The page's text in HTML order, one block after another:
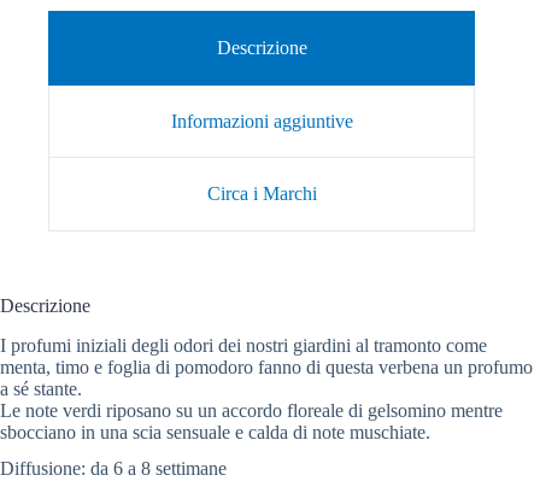
Descrizione
Informazioni aggiuntive
Circa i Marchi
Descrizione
I profumi iniziali degli odori dei nostri giardini al tramonto come
menta, timo e foglia di pomodoro fanno di questa verbena un profumo
a sé stante.
Le note verdi riposano su un accordo floreale di gelsomino mentre
sbocciano in una scia sensuale e calda di note muschiate.
Diffusione: da 6 a 8 settimane